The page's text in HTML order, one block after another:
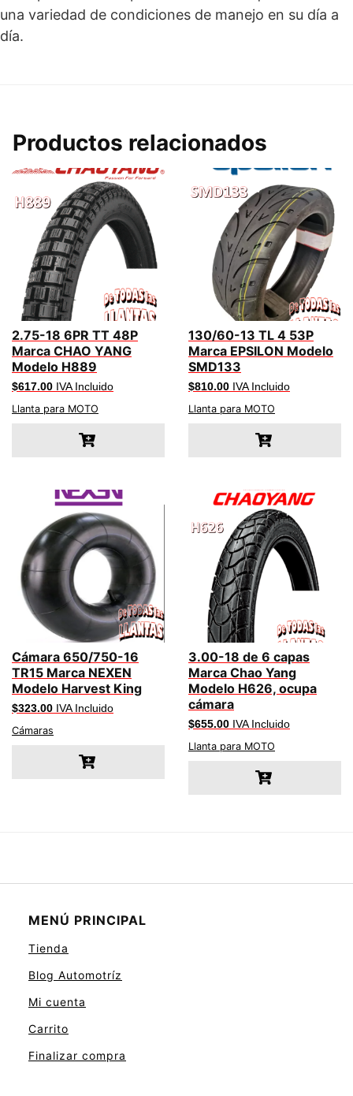
una variedad de condiciones de manejo en su día a
día.
Productos relacionados
2.75-18 6PR TT 48P
Marca CHAO YANG
Modelo H889
$617.00 IVA Incluido
Llanta para MOTO
130/60-13 TL 4 53P
Marca EPSILON Modelo
SMD133
$810.00 IVA Incluido
Llanta para MOTO
Cámara 650/750-16
TR15 Marca NEXEN
Modelo Harvest King
$323.00 IVA Incluido
Cámaras
3.00-18 de 6 capas
Marca Chao Yang
Modelo H626, ocupa
cámara
$655.00 IVA Incluido
Llanta para MOTO
MENÚ PRINCIPAL
Tienda
Blog Automotríz
Mi cuenta
Carrito
Finalizar compra